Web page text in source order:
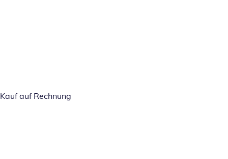
Kauf auf Rechnung